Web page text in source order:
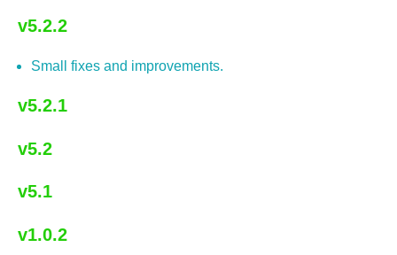
v5.2.2
Small fixes and improvements.
v5.2.1
v5.2
v5.1
v1.0.2